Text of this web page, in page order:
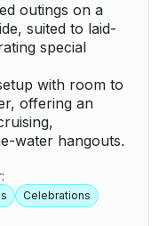
outings on a
suited to laid-
special
with room to
offering an
water hangouts.
Celebrations